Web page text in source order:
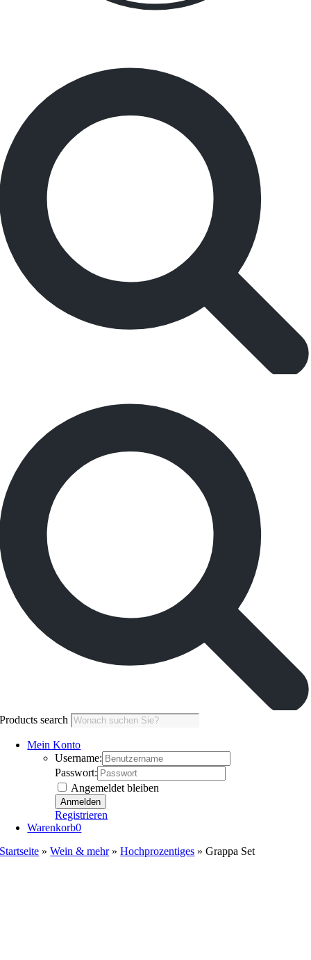
Products search
Mein Konto
Username:
Passwort:
Angemeldet bleiben
Registrieren
Warenkorb0
Startseite »Wein & mehr»Hochprozentiges »Grappa Set